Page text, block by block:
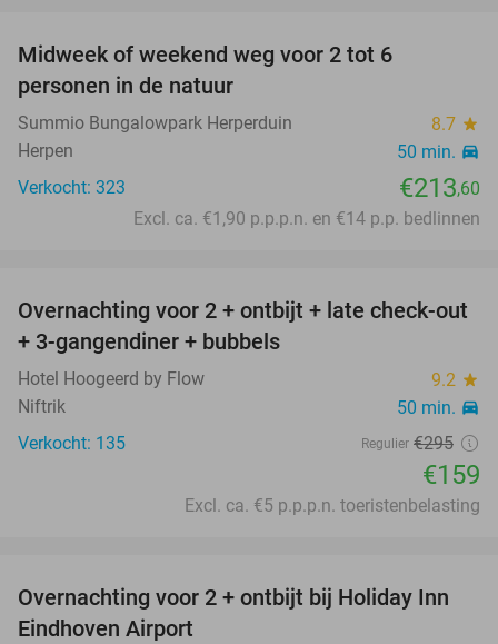
Midweek of weekend weg voor 2 tot 6
personen in de natuur
Summio Bungalowpark Herperduin 8.7 star
Herpen 50 min. directions_car
Verkocht: 323 €213,60
Excl. ca. €1,90 p.p.p.n. en €14 p.p. bedlinnen
46%
Overnachting voor 2 + ontbijt + late check-out
+ 3-gangendiner + bubbels
Hotel Hoogeerd by Flow 9.2 star
Niftrik 50 min. directions_car
Verkocht: 135 Regulier €295
€159
Excl. ca. €5 p.p.p.n. toeristenbelasting
26%
Overnachting voor 2 + ontbijt bij Holiday Inn
Eindhoven Airport